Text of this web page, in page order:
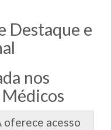
Destaque e
nos
oferece acesso